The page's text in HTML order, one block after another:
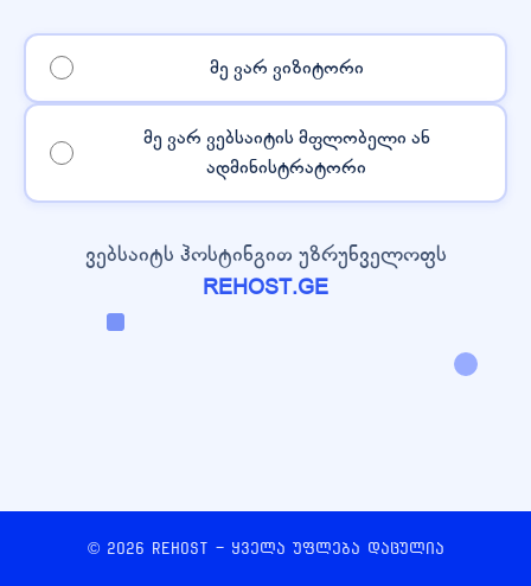
მე ვარ ვიზიტორი
მე ვარ ვებსაიტის მფლობელი ან
ადმინისტრატორი
ვებსაიტს ჰოსტინგით უზრუნველოფს
REHOST.GE
© 2026 REHOST - ყველა უფლება დაცულია